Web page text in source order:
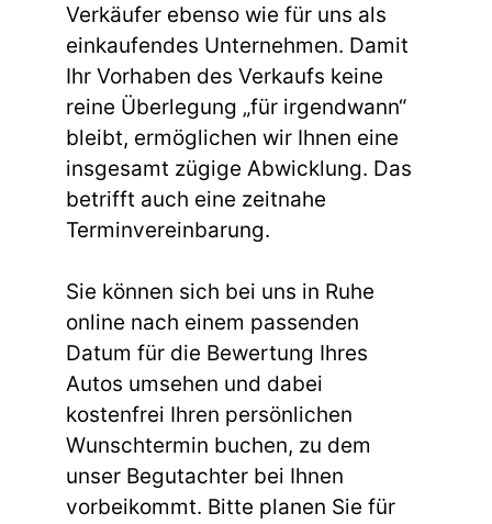
Verkäufer ebenso wie für uns als
einkaufendes Unternehmen. Damit
Ihr Vorhaben des Verkaufs keine
reine Überlegung „für irgendwann“
bleibt, ermöglichen wir Ihnen eine
insgesamt zügige Abwicklung. Das
betrifft auch eine zeitnahe
Terminvereinbarung.
Sie können sich bei uns in Ruhe
online nach einem passenden
Datum für die Bewertung Ihres
Autos umsehen und dabei
kostenfrei Ihren persönlichen
Wunschtermin buchen, zu dem
unser Begutachter bei Ihnen
vorbeikommt. Bitte planen Sie für